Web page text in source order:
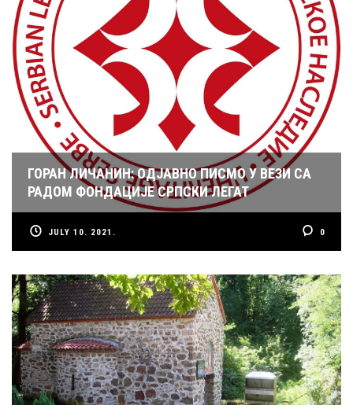
ГОРАН ЛИЧАНИН: ОДЈАВНО ПИСМО У ВЕЗИ СА
РАДОМ ФОНДАЦИЈЕ СРПСКИ ЛЕГАТ
JULY 10. 2021. 0